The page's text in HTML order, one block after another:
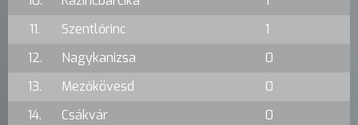
11.
Szentlőrinc
1
12.
Nagykanizsa
0
13.
Mezőkövesd
0
14.
Csákvár
0